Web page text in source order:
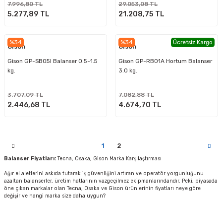
7.996,80 TL
5.277,89 TL
29.053,08 TL
21.208,75 TL
%34
Gison
Gison GP-SB05I Balanser 0.5-1.5
kg.
3.707,09 TL
2.446,68 TL
%34 Ücretsiz Kargo
Gison
Gison GP-RB01A Hortum Balanser
3.0 kg.
7.082,88 TL
4.674,70 TL
1 2
Balanser Fiyatları:Tecna, Osaka, Gison Marka Karşılaştırması
Ağır el aletlerini askıda tutarak iş güvenliğini artıran ve operatör yorgunluğunu
azaltan balanserler, üretim hatlarının vazgeçilmez ekipmanlarındandır. Peki, piyasada
öne çıkan markalar olan Tecna, Osaka ve Gison ürünlerinin fiyatları neye göre
değişir ve hangi marka size daha uygun?